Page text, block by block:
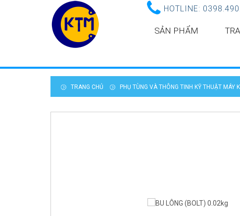
HOTLINE:
SẢN PHẨM
TRANG CHỦ PHỤ TÙNG VÀ THÔNG TINH KỸ THUẬT MÁY